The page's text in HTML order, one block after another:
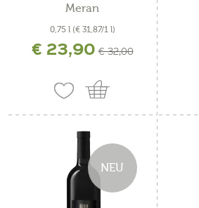
Meran
0,75 l (€ 31,87/1 l)
€ 23,90 € 32,00
NEU